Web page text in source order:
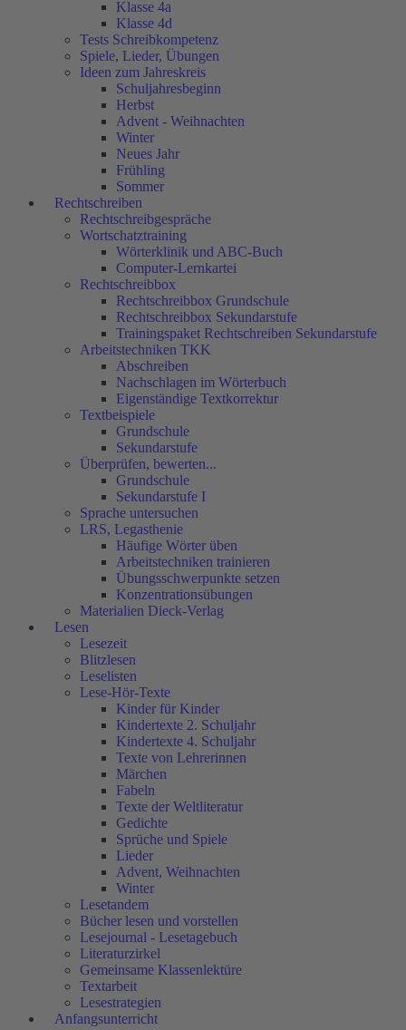
Klasse 4a
Klasse 4d
Tests Schreibkompetenz
Spiele, Lieder, Übungen
Ideen zum Jahreskreis
Schuljahresbeginn
Herbst
Advent - Weihnachten
Winter
Neues Jahr
Frühling
Sommer
Rechtschreiben
Rechtschreibgespräche
Wortschatztraining
Wörterklinik und ABC-Buch
Computer-Lernkartei
Rechtschreibbox
Rechtschreibbox Grundschule
Rechtschreibbox Sekundarstufe
Trainingspaket Rechtschreiben Sekundarstufe
Arbeitstechniken TKK
Abschreiben
Nachschlagen im Wörterbuch
Eigenständige Textkorrektur
Textbeispiele
Grundschule
Sekundarstufe
Überprüfen, bewerten...
Grundschule
Sekundarstufe I
Sprache untersuchen
LRS, Legasthenie
Häufige Wörter üben
Arbeitstechniken trainieren
Übungsschwerpunkte setzen
Konzentrationsübungen
Materialien Dieck-Verlag
Lesen
Lesezeit
Blitzlesen
Leselisten
Lese-Hör-Texte
Kinder für Kinder
Kindertexte 2. Schuljahr
Kindertexte 4. Schuljahr
Texte von Lehrerinnen
Märchen
Fabeln
Texte der Weltliteratur
Gedichte
Sprüche und Spiele
Lieder
Advent, Weihnachten
Winter
Lesetandem
Bücher lesen und vorstellen
Lesejournal - Lesetagebuch
Literaturzirkel
Gemeinsame Klassenlektüre
Textarbeit
Lesestrategien
Anfangsunterricht